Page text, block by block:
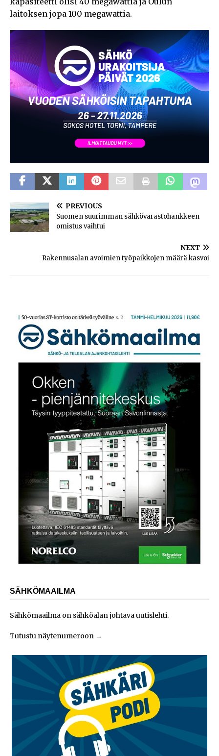
laitoksen jopa 100 megawattia.
PREVIOUS
Suomen suurimman sähkövarastohankkeen
omistus vaihtui
NEXT
Rakennusalan avoimien työpaikkojen määrä kasvoi
SÄHKÖMAAILMA
Sähkömaailma on sähköalan johtava uutislehti.
Tutustu näytenumeroon →